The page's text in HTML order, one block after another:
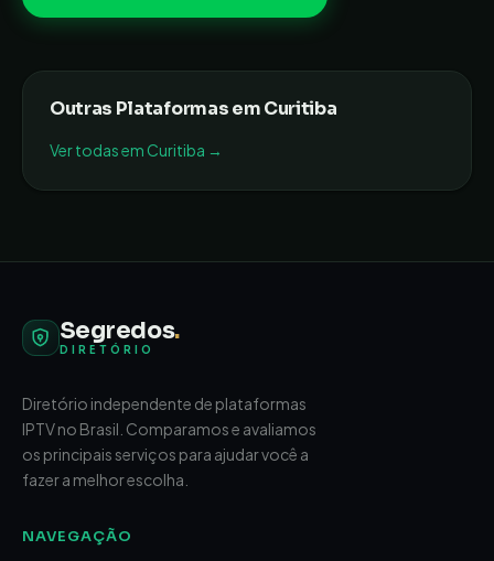
Outras Plataformas emCuritiba
Ver todas em Curitiba →
Segredos.
DIRETÓRIO
Diretório independente de plataformas
IPTV no Brasil. Comparamos e avaliamos
os principais serviços para ajudar você a
fazer a melhor escolha.
NAVEGAÇÃO